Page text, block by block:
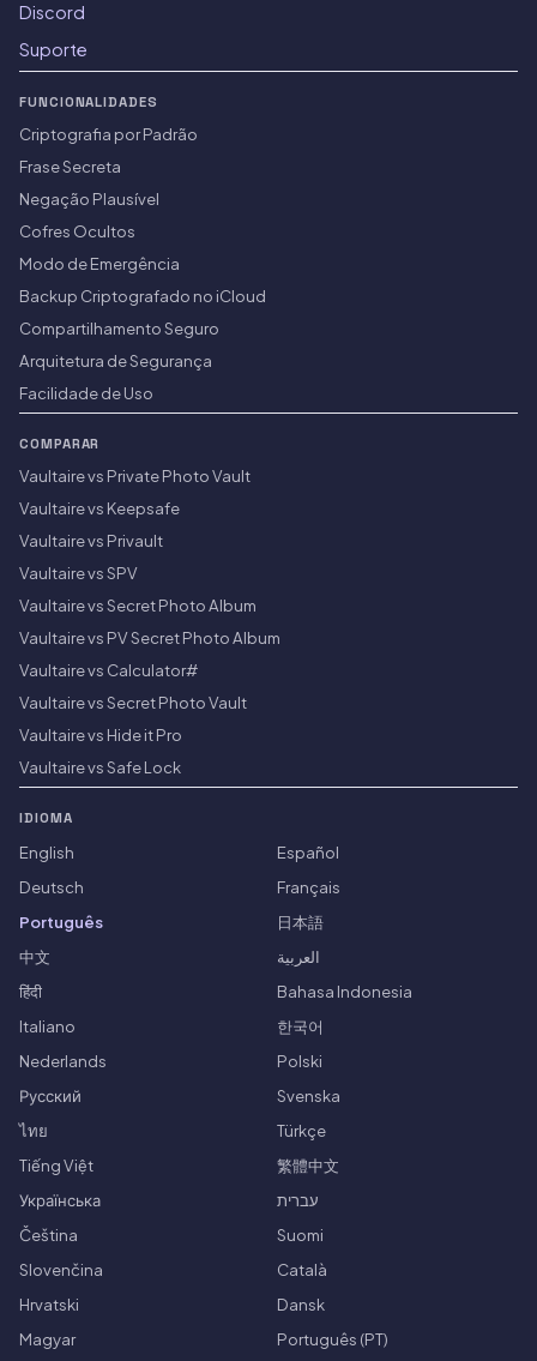
Discord
Suporte
FUNCIONALIDADES
Criptografia por Padrão
Frase Secreta
Negação Plausível
Cofres Ocultos
Modo de Emergência
Backup Criptografado no iCloud
Compartilhamento Seguro
Arquitetura de Segurança
Facilidade de Uso
COMPARAR
Vaultaire vs Private Photo Vault
Vaultaire vs Keepsafe
Vaultaire vs Privault
Vaultaire vs SPV
Vaultaire vs Secret Photo Album
Vaultaire vs PV Secret Photo Album
Vaultaire vs Calculator#
Vaultaire vs Secret Photo Vault
Vaultaire vs Hide it Pro
Vaultaire vs Safe Lock
IDIOMA
English
Español
Deutsch
Français
Português
日本語
中文
العربية
हिंदी
Bahasa Indonesia
Italiano
한국어
Nederlands
Polski
Русский
Svenska
ไทย
Türkçe
Tiếng Việt
繁體中文
Українська
עברית
Čeština
Suomi
Slovenčina
Català
Hrvatski
Dansk
Magyar
Português (PT)